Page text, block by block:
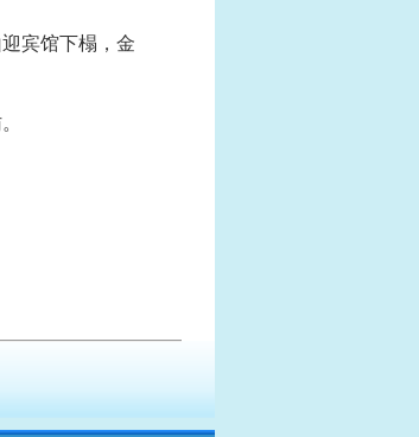
宾馆下榻，金